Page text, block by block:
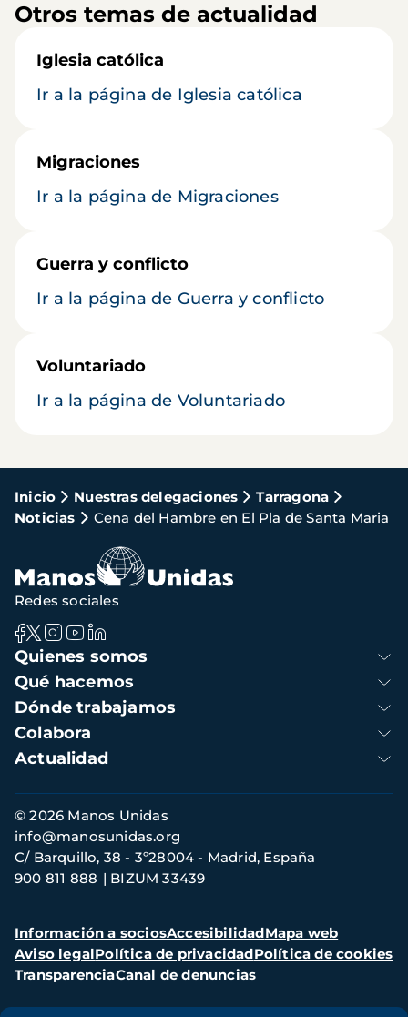
Otros temas de actualidad
Iglesia católica
Ir a la página de Iglesia católica
Migraciones
Ir a la página de Migraciones
Guerra y conflicto
Ir a la página de Guerra y conflicto
Voluntariado
Ir a la página de Voluntariado
Ruta
de
navegación
Inicio Nuestras delegaciones
Tarragona
Noticias
Cena del Hambre en El Pla de Santa Maria
Navegación
principal
Quienes somos
Qué hacemos
Dónde trabajamos
Colabora
Actualidad
Redes sociales
Información
de
contacto
© 2026 Manos Unidas
C/ Barquillo, 38 - 3º28004 - Madrid, España
900 811 888
BIZUM 33439
info@manosunidas.org
Menú
secundario
Información a sociosAccesibilidadMapa web
Aviso legalPolítica de privacidadPolítica de cookies
TransparenciaCanal de denuncias